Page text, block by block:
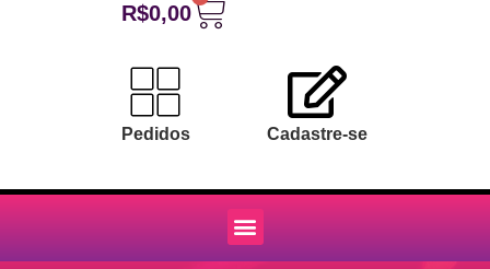
R$0,00
Pedidos Cadastre-se